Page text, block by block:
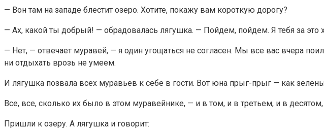
— Вон там на западе блестит озеро. Хотите, покажу вам короткую дорогу?
— Ах, какой ты добрый! — обрадовалась лягушка. — Пойдем, пойдем. Я тебя за это
— Нет, — отвечает муравей, — я один угощаться не согласен. Мы все вас вчера
ни отдыхать врозь не умеем.
И лягушка позвала всех муравьев к себе в гости. Вот юна прыг-прыг — как
Все, все, сколько их было в этом муравейнике, — и в том, и в третьем, и в
Пришли к озеру. А лягушка и говорит: